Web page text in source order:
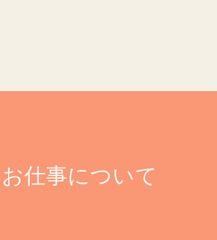
お仕事について